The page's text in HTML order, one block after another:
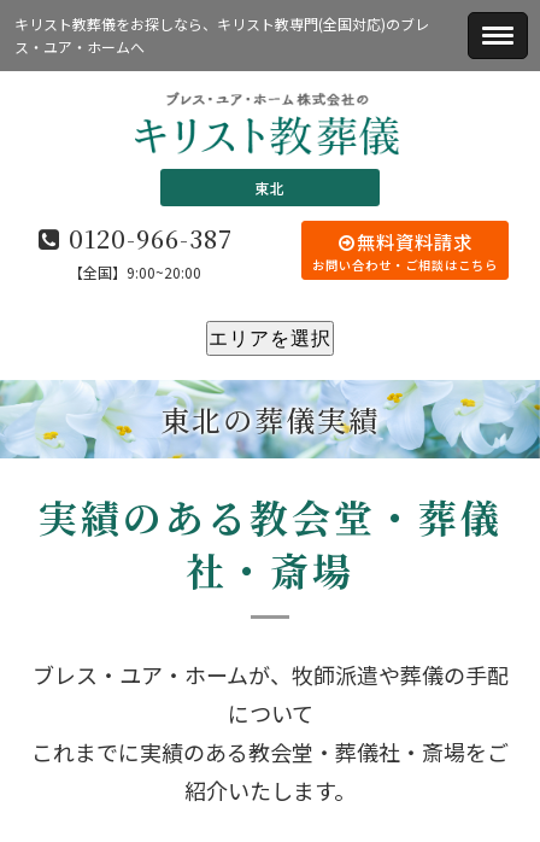
キリスト教葬儀をお探しなら、キリスト教専門(全国対応)のブレ
ス・ユア・ホームへ
東北
無料資料請求
お問い合わせ・ご相談はこちら
0120-966-387
【全国】9:00~20:00
エリアを選択
東北の葬儀実績
実績のある教会堂・葬儀
社・斎場
ブレス・ユア・ホームが、牧師派遣や葬儀の手配
について
これまでに実績のある教会堂・葬儀社・斎場をご
紹介いたします。